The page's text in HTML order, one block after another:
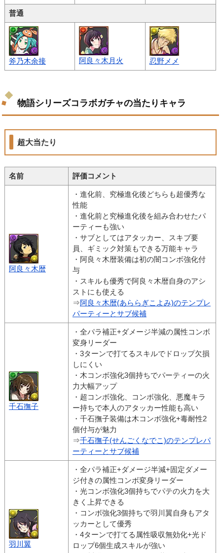
普通
斧乃木余接 阿良々木月火 忍野メメ
物語シリーズコラボガチャの当たりキャラ
超大当たり
名前 評価コメント
阿良々木暦
・進化前、究極進化後どちらも超優秀な
性能
・進化前と究極進化後を組み合わせたパ
ーティーも強い
・サブとしてはアタッカー、スキブ要
員、ギミック対策もできる万能キャラ
・阿良々木暦装備は初の闇コンボ強化付
与
・スキルも優秀で阿良々木暦自身のアシ
ストにも使える
⇒阿良々木暦(あららぎこよみ)のテンプレ
パーティーとサブ候補
千石撫子
・全パラ補正+ダメージ半減の属性コンボ
変身リーダー
・3ターンで打てるスキルでドロップ欠損
しにくい
・木コンボ強化3個持ちでパーティーの火
力大幅アップ
・超コンボ強化、コンボ強化、悪魔キラ
ー持ちで本人のアタッカー性能も高い
・千石撫子装備は木コンボ強化+毒耐性2
個付与が魅力
⇒千石撫子(せんごくなでこ)のテンプレパ
ーティーとサブ候補
羽川翼
・全パラ補正+ダメージ半減+固定ダメー
ジ付きの属性コンボ変身リーダー
・光コンボ強化3個持ちでパテの火力を大
きく上昇できる
・コンボ強化3個持ちで羽川翼自身もアタ
ッカーとして優秀
・4ターンで打てる属性吸収無効化+光ド
ロップ6個生成スキルが強い